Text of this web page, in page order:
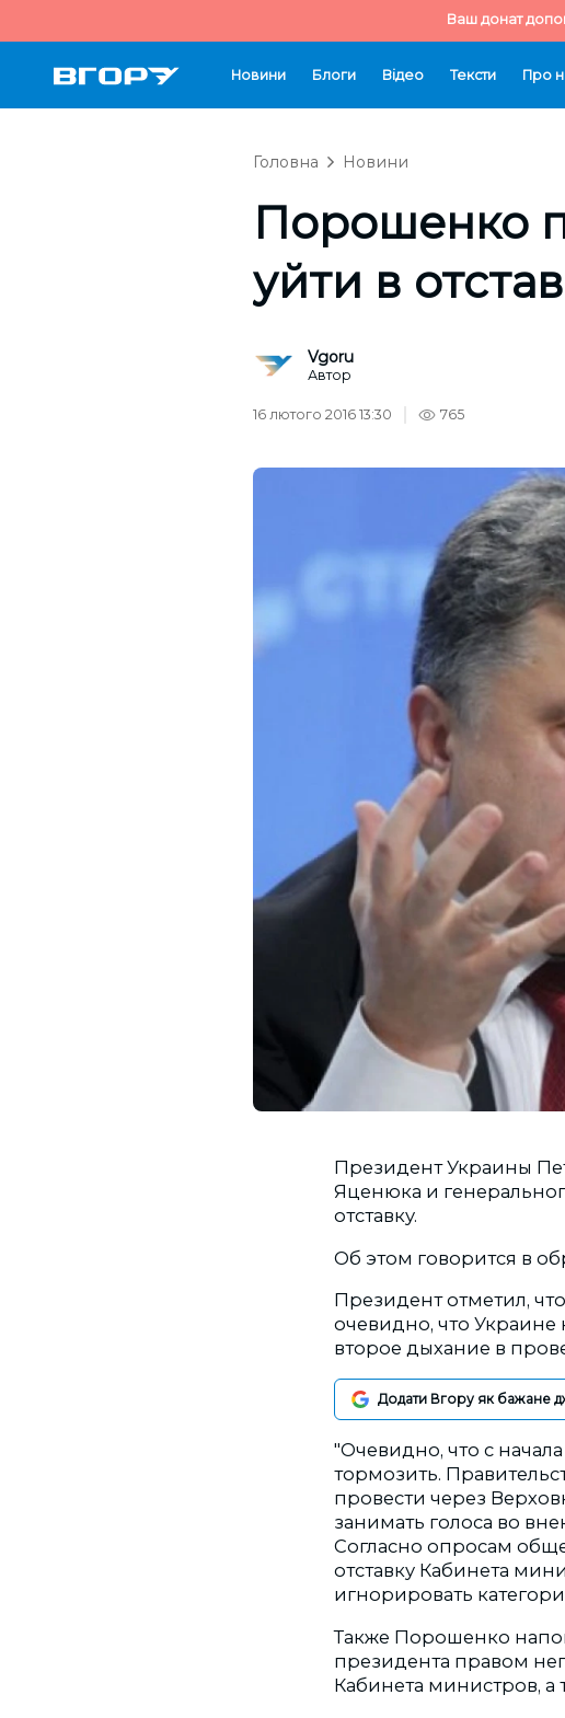
Ваш донат
Новини Блоги Відео Тексти Про
Головна Новини
Порошенко
уйти в
Vgoru
Автор
16 лютого 2016 13:30 765
Президент Украины
Яценюка и
отставку.
Об этом говорится в
Президент отметил,
очевидно, что Украине
второе дыхание в
Додати Вгору як бажане
"Очевидно, что с
тормозить.
провести через
занимать голоса во
Согласно опросам
отставку Кабинета
игнорировать
Также Порошенко
президента правом
Кабинета министров, а